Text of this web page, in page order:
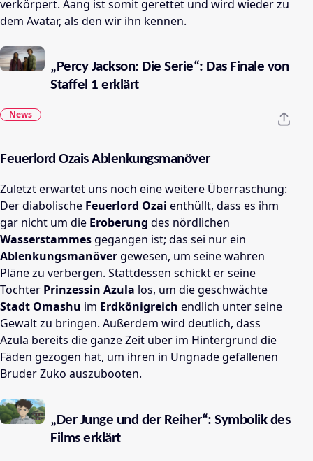
verkörpert. Aang ist somit gerettet und wird wieder zu
dem Avatar, als den wir ihn kennen.
„Percy Jackson: Die Serie“: Das Finale von
Staffel 1 erklärt
News
Feuerlord Ozais Ablenkungsmanöver
Zuletzt erwartet uns noch eine weitere Überraschung:
Der diabolische Feuerlord Ozai enthüllt, dass es ihm
gar nicht um die Eroberung des nördlichen
Wasserstammesgegangen ist; das sei nur ein
Ablenkungsmanövergewesen, um seine wahren
Pläne zu verbergen. Stattdessen schickt er seine
Tochter Prinzessin Azula los, um die geschwächte
Stadt Omashu im Erdkönigreich endlich unter seine
Gewalt zu bringen. Außerdem wird deutlich, dass
Azula bereits die ganze Zeit über im Hintergrund die
Fäden gezogen hat, um ihren in Ungnade gefallenen
Bruder Zuko auszubooten.
„Der Junge und der Reiher“: Symbolik des
Films erklärt